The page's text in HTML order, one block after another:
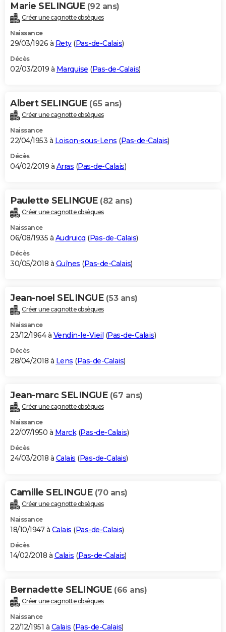
Marie SELINGUE (92 ans)
Créer une cagnotte obsèques
Naissance
29/03/1926 à Rety(Pas-de-Calais)
Décès
02/03/2019 à Marquise (Pas-de-Calais)
Albert SELINGUE (65 ans)
Créer une cagnotte obsèques
Naissance
22/04/1953 à Loison-sous-Lens (Pas-de-Calais)
Décès
04/02/2019 à Arras (Pas-de-Calais)
Paulette SELINGUE (82 ans)
Créer une cagnotte obsèques
Naissance
06/08/1935 à Audruicq (Pas-de-Calais)
Décès
30/05/2018 à Guînes (Pas-de-Calais)
Jean-noel SELINGUE (53 ans)
Créer une cagnotte obsèques
Naissance
23/12/1964 à Vendin-le-Vieil (Pas-de-Calais)
Décès
28/04/2018 à Lens (Pas-de-Calais)
Jean-marc SELINGUE (67 ans)
Créer une cagnotte obsèques
Naissance
22/07/1950 à Marck(Pas-de-Calais)
Décès
24/03/2018 à Calais (Pas-de-Calais)
Camille SELINGUE (70 ans)
Créer une cagnotte obsèques
Naissance
18/10/1947 à Calais (Pas-de-Calais)
Décès
14/02/2018 à Calais (Pas-de-Calais)
Bernadette SELINGUE (66 ans)
Créer une cagnotte obsèques
Naissance
22/12/1951 à Calais (Pas-de-Calais)